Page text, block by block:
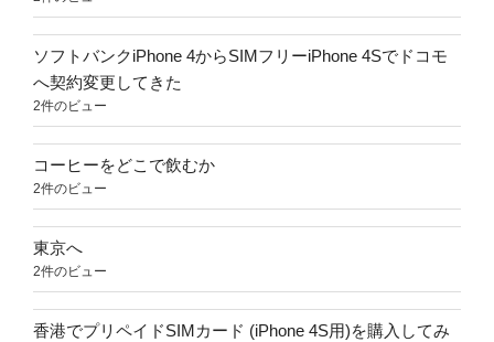
ソフトバンクiPhone 4からSIMフリーiPhone 4Sでドコモ
へ契約変更してきた
2件のビュー
コーヒーをどこで飲むか
2件のビュー
東京へ
2件のビュー
香港でプリペイドSIMカード (iPhone 4S用)を購入してみ